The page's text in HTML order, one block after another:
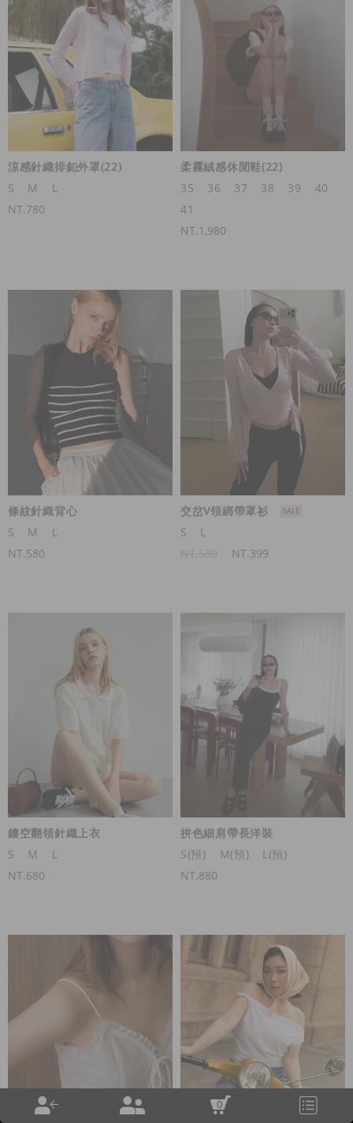
0
涼感針織排釦外罩(22)
S
M
L
NT.780
柔霧絨感休閒鞋(22)
35
36 37 38 39
40
41
NT.1,980
條紋針織背心
S
M
L
NT.580
交岔V領綁帶罩衫
S
L
NT.399
鏤空翻領針織上衣
S
M
L
NT.680
拼色細肩帶長洋裝
S(預)
M(預)
L(預)
NT.880